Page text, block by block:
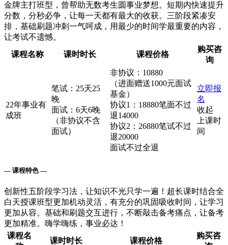
金牌主打班型，曾帮助无数考生圆事业梦想。短期内快速提升
分数，分秒必争，让每一天都有最大的收获。三阶段紧凑安
排，基础刷题冲刺一气呵成，用最少的时间学最重要的内容，
让考试不遗憾。
课程名称
课时时长 课程价格
购买咨
询
22年事业有
成班
笔试：25天25
晚
面试：6天6晚
（非协议不含
面试）
非协议：10880
（进面赠送1000元面试
基金）
协议1：18880笔面不过
退14000
协议2：26880笔试不过
退20000
面试不过全退
立即报
名
收起
上课时
间
— 课程特色 —
创新性五阶段学习法，让知识不光只学一遍！超长课时结合全
白天授课班型更加机动灵活，有充分的巩固吸收时间，让学习
更加从容。基础和刷题交互进行，不断敲击备考痛点，让备考
更加精准。嗨学嗨练，事业必达！
课程名
课时时长 课程价格
购买咨